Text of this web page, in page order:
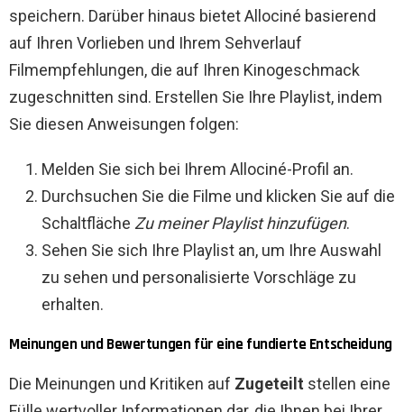
speichern. Darüber hinaus bietet Allociné basierend
auf Ihren Vorlieben und Ihrem Sehverlauf
Filmempfehlungen, die auf Ihren Kinogeschmack
zugeschnitten sind. Erstellen Sie Ihre Playlist, indem
Sie diesen Anweisungen folgen:
Melden Sie sich bei Ihrem Allociné-Profil an.
Durchsuchen Sie die Filme und klicken Sie auf die
Schaltfläche Zu meiner Playlist hinzufügen.
Sehen Sie sich Ihre Playlist an, um Ihre Auswahl
zu sehen und personalisierte Vorschläge zu
erhalten.
Meinungen und Bewertungen für eine fundierte Entscheidung
Die Meinungen und Kritiken auf Zugeteilt stellen eine